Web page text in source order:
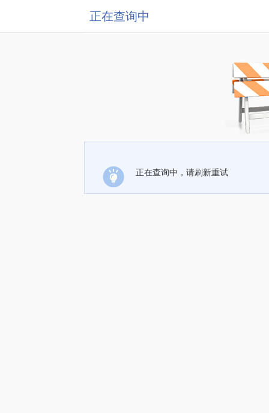
正在查询中
正在查询中，请刷新重试